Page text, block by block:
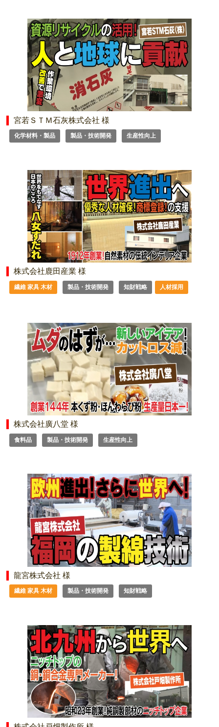
宮若ＳＴＭ石灰株式会社 様
化学材料・製品 製品・技術開発 生産性向上
株式会社鹿田産業 様
繊維 家具 木材 製品・技術開発 知財戦略 人材採用
株式会社廣八堂 様
食料品 製品・技術開発 生産性向上
龍宮株式会社 様
繊維 家具 木材 製品・技術開発 知財戦略